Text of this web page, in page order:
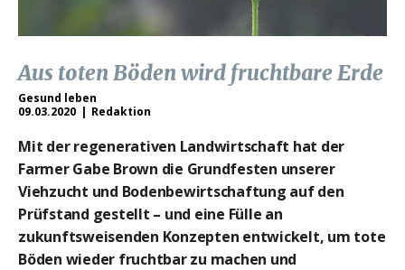
Aus toten Böden wird fruchtbare Erde
Gesund leben
09.03.2020
Redaktion
Mit der regenerativen Landwirtschaft hat der
Farmer Gabe Brown die Grundfesten unserer
Viehzucht und Bodenbewirtschaftung auf den
Prüfstand gestellt – und eine Fülle an
zukunftsweisenden Konzepten entwickelt, um tote
Böden wieder fruchtbar zu machen und